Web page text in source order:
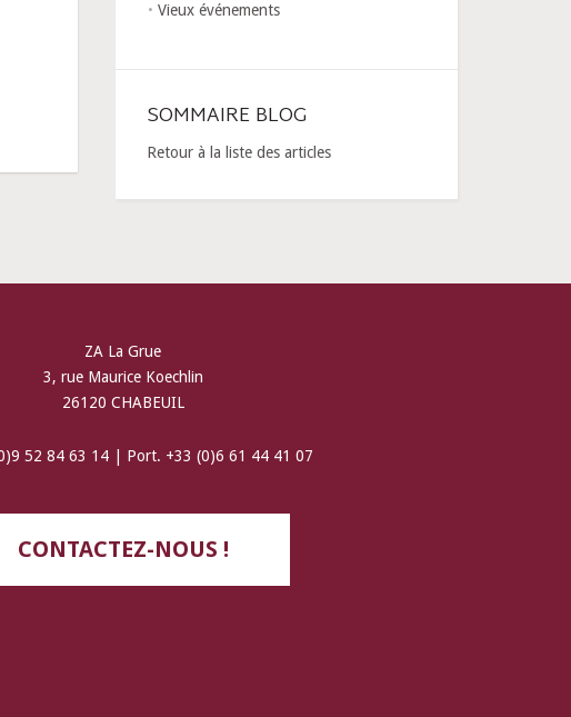
Vieux événements
SOMMAIRE BLOG
Retour à la liste des articles
ZA La Grue
3, rue Maurice Koechlin
26120 CHABEUIL
52 84 63 14 | Port. +33 (0)6 61 44 41 07
CONTACTEZ-NOUS !